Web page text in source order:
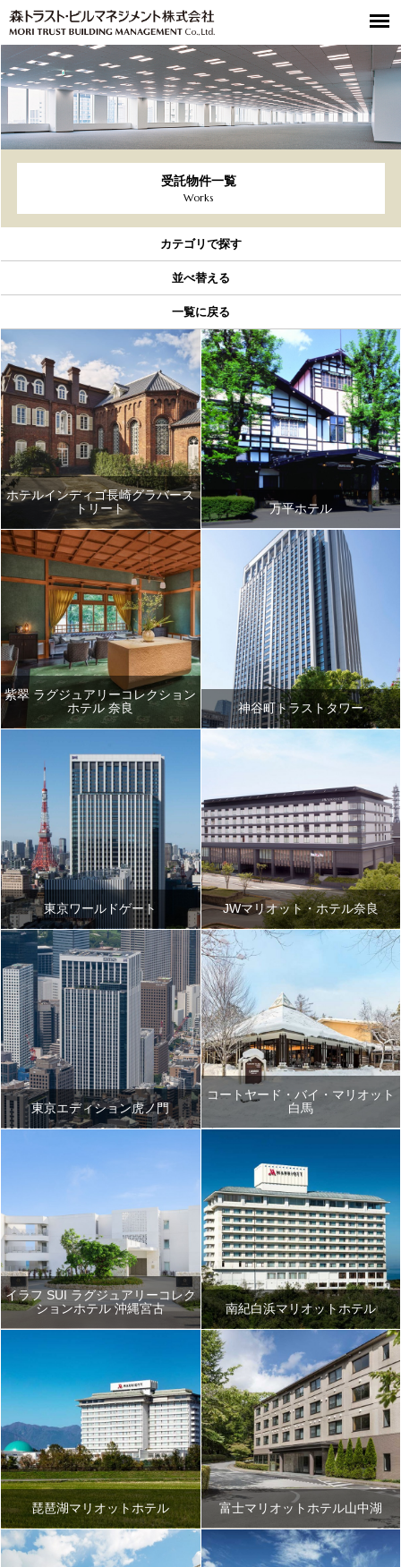
受託物件一覧
Works
カテゴリで探す
並べ替える
一覧に戻る
ホテルインディゴ長崎グラバース
トリート
万平ホテル
紫翠 ラグジュアリーコレクション
ホテル 奈良
神谷町トラストタワー
東京ワールドゲート JWマリオット・ホテル奈良
東京エディション虎ノ門
コートヤード・バイ・マリオット
白馬
イラフ SUI ラグジュアリーコレク
ションホテル 沖縄宮古
南紀白浜マリオットホテル
琵琶湖マリオットホテル 富士マリオットホテル山中湖